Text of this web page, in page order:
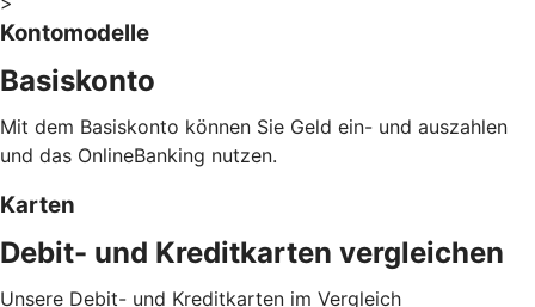
Kontomodelle
Basiskonto
Mit dem Basiskonto können Sie Geld ein- und auszahlen
und das OnlineBanking nutzen.
Karten
Debit- und Kreditkarten vergleichen
Unsere Debit- und Kreditkarten im Vergleich